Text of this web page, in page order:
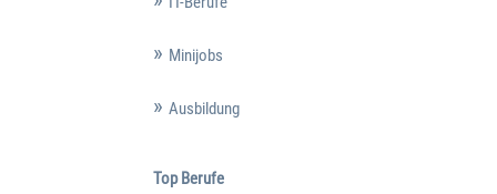
Minijobs
Ausbildung
Top Berufe